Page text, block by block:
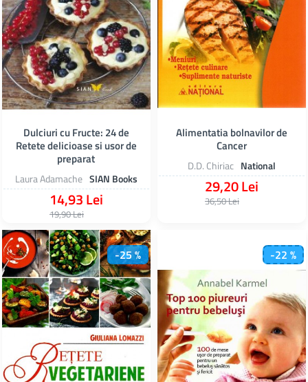
Laura Adamache SIAN Books
Dulciuri cu Fructe: 24 de
Retete delicioase si usor de
preparat
14,93 Lei
19,90 Lei
D.D. Chiriac National
Alimentatia bolnavilor de
Cancer
29,20 Lei
36,50 Lei
-25 % -22 %